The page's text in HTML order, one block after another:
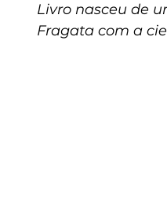
Livro nasceu de
Fragata com a